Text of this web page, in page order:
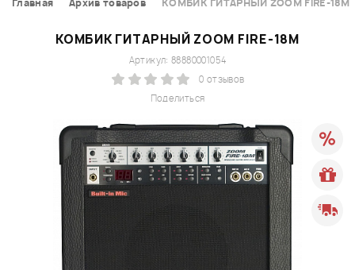
КОМБИК ГИТАРНЫЙ ZOOM FIRE-18M
Поделиться
Артикул: 88880001054
0 отзывов